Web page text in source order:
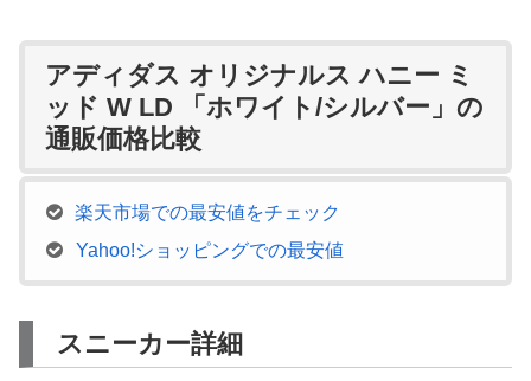
アディダス オリジナルス ハニー ミ
ッド W LD 「ホワイト/シルバー」の
通販価格比較
楽天市場での最安値をチェック
Yahoo!ショッピングでの最安値
スニーカー詳細